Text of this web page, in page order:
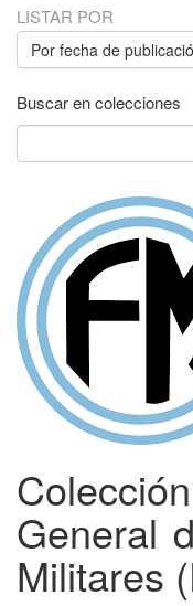
LISTAR POR
Por fecha de
Buscar en colecciones
General
Militares